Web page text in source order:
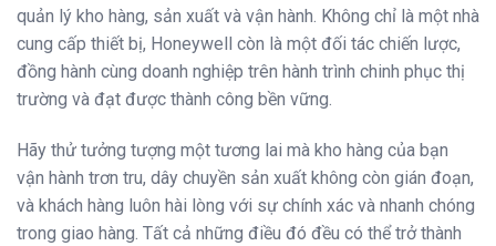
quản lý kho hàng, sản xuất và vận hành. Không chỉ là một nhà
cung cấp thiết bị, Honeywell còn là một đối tác chiến lược,
đồng hành cùng doanh nghiệp trên hành trình chinh phục thị
trường và đạt được thành công bền vững.
Hãy thử tưởng tượng một tương lai mà kho hàng của bạn
vận hành trơn tru, dây chuyền sản xuất không còn gián đoạn,
và khách hàng luôn hài lòng với sự chính xác và nhanh chóng
trong giao hàng. Tất cả những điều đó đều có thể trở thành